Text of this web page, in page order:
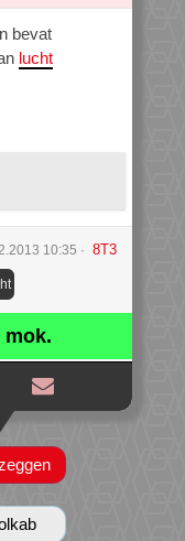
bevat
lucht
10:35 8T3
mok.